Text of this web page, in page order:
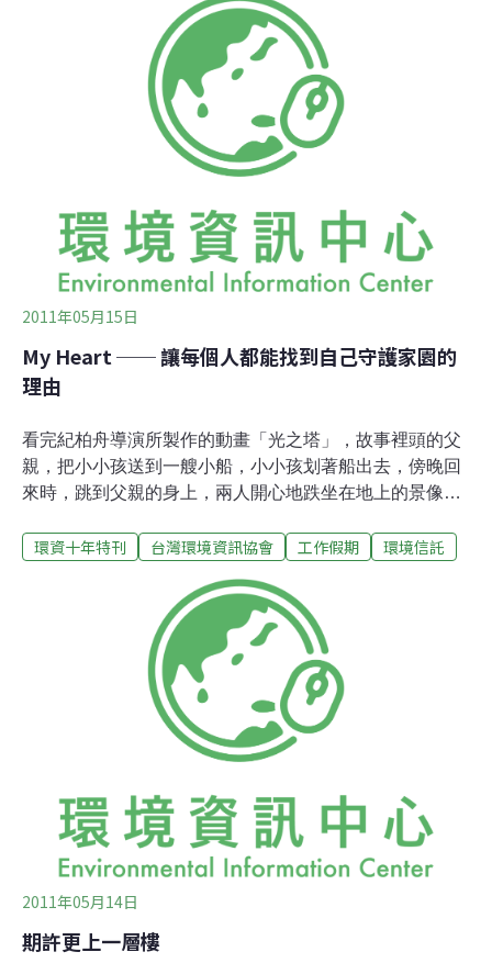
年8月22日成立，建立環保組織體系及制度、健全環保法
規、推動環保政策及措施等，奠定環境保護發展宏模。20
年餘來，隨著社會轉型及經濟的發展，我國環境也面臨不
同程度的變遷及衝擊，從早期的產業型污染、都市及生活
型公害，到現在的氣候變遷，環保署都隨著環境議題變
遷，所採取保護環境的策略也不同，亦即由公害防治的管
末處理，演進為污染預防、源頭管理，進而以永續環境的
下，國民行為及污染防治與生態保育已有顯著改善與進
步。去年，不論是環境空氣品質，水體水
2011年05月15日
My Heart ── 讓每個人都能找到自己守護家園的
理由
看完紀柏舟導演所製作的動畫「光之塔」，故事裡頭的父
親，把小小孩送到一艘小船，小小孩划著船出去，傍晚回
來時，跳到父親的身上，兩人開心地跌坐在地上的景像，
上跳來跳去的樣子。小小孩每次出門，坐的船越來越大，
信箱，讀著遠方寄回來的信，隨著歲月流逝而年邁。最
後，遠方歸來的小孩，發現家門口信箱裡積滿了信，衝進
房子裡看到躺在病床上，卻對著他微笑的父親，抱著父親
坐在鋼琴前彈完最後一曲。不久，太太抱著襁褓中的嬰
兒，坐在他身旁，聽著琴音，嬰兒的笑容，溶化了我的
心。短短7分鐘左右的動畫故事中，也讓我同時回想起
2000年，甚至更早幾年，參與生態保育聯盟的時候，最想
濕地的大肆開發。許多常年投入環境保護行動的前輩，沒
日沒夜，傾其所有，只為了守住政府或開發單位眼中的爛
環資十年特刊 台灣環境資訊協會 工作假期 環境信託
2011年05月14日
期許更上一層樓